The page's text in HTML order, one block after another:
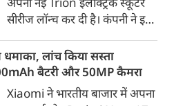
असद की सांसें थमी थीं, उसी झांसी में
अब उसके छोटे बेटे अबान की भीषण
सड़क दुर्घटना में जान चली गई है।
सीरीज लॉन्च कर दी है। कंपनी ने इसे
पेश किया है। Trion की शुरुआती
कीमत 99,999 रुपए (एक्स-शोरूम,
बेंगलुरु) रखी गई है। फिलहाल इसकी
बुकिंग बेंगलुरु के ग्राहकों के लिए
लांच किया सस्ता
बैटरी और 50MP कैमरा
Xiaomi ने भारतीय बाजार में अपना